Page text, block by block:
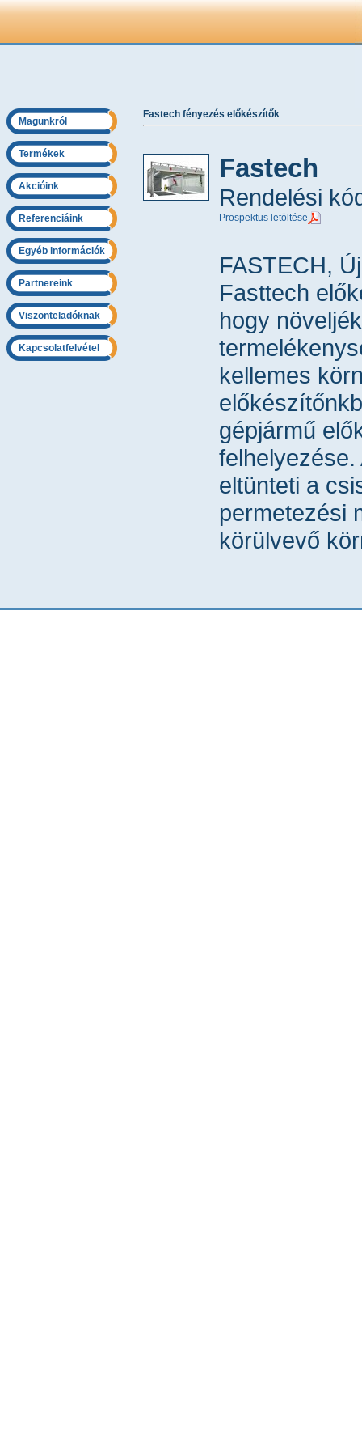
Magunkról
Termékek
Akcióink
Referenciáink
Egyéb információk
Partnereink
Viszonteladóknak
Kapcsolatfelvétel
Fastech fényezés előkészítők
Fastech
Rendelési
Prospektus letöltése
FASTECH,
Fasttech
hogy
kellemes
gépjármű
eltünteti a
permetezési
körülvevő